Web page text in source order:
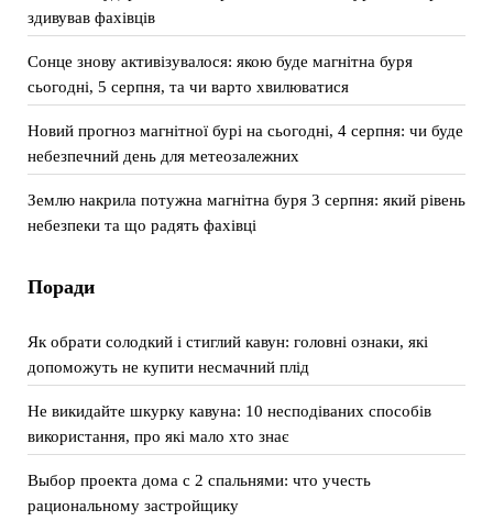
здивував фахівців
Сонце знову активізувалося: якою буде магнітна буря
сьогодні, 5 серпня, та чи варто хвилюватися
Новий прогноз магнітної бурі на сьогодні, 4 серпня: чи буде
небезпечний день для метеозалежних
Землю накрила потужна магнітна буря 3 серпня: який рівень
небезпеки та що радять фахівці
Поради
Як обрати солодкий і стиглий кавун: головні ознаки, які
допоможуть не купити несмачний плід
Не викидайте шкурку кавуна: 10 несподіваних способів
використання, про які мало хто знає
Выбор проекта дома с 2 спальнями: что учесть
рациональному застройщику